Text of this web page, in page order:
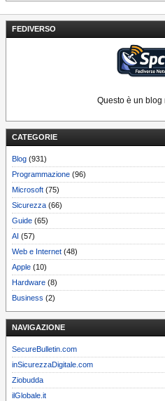
FEDIVERSO
Questo è un blog
CATEGORIE
Blog (931)
Programmazione (96)
Microsoft (75)
Sicurezza (66)
Guide (65)
AI (57)
Web e Internet (48)
Apple (10)
Hardware (8)
Business (2)
NAVIGAZIONE
SecureBulletin.com
inSicurezzaDigitale.com
Ziobudda
ilGlobale.it